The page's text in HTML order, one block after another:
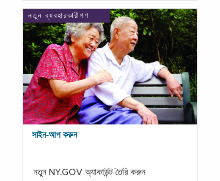
নতুন ব্যবহারকারীগণ
সাইন-আপ করুন
নতুন NY.GOV অ্যাকাউন্ট তৈরি করুন